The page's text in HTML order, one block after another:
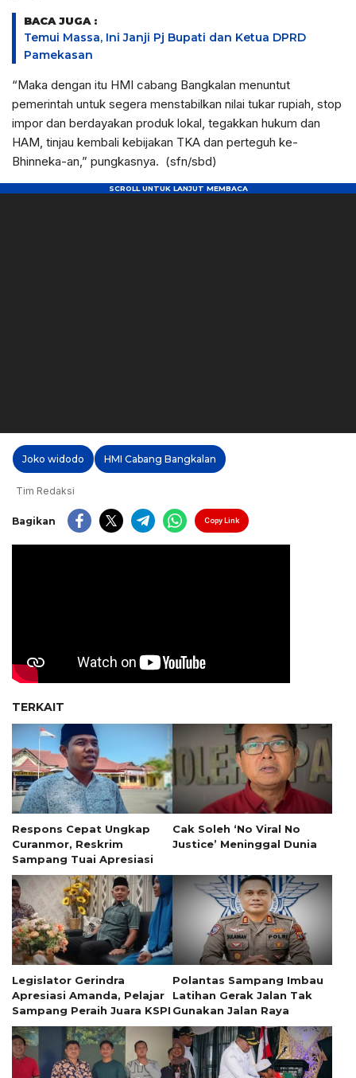
BACA JUGA :
Temui Massa, Ini Janji Pj Bupati dan Ketua DPRD
Pamekasan
“Maka dengan itu HMI cabang Bangkalan menuntut
pemerintah untuk segera menstabilkan nilai tukar rupiah, stop
impor dan berdayakan produk lokal, tegakkan hukum dan
HAM, tinjau kembali kebijakan TKA dan perteguh ke-
Bhinneka-an,” pungkasnya. (sfn/sbd)
Joko widodo HMI Cabang Bangkalan
Tim Redaksi
Bagikan Copy Link
TERKAIT
Respons Cepat Ungkap
Curanmor, Reskrim
Sampang Tuai Apresiasi
Cak Soleh ‘No Viral No
Justice’ Meninggal Dunia
Legislator Gerindra
Apresiasi Amanda, Pelajar
Sampang Peraih Juara KSPI
Polantas Sampang Imbau
Latihan Gerak Jalan Tak
Gunakan Jalan Raya